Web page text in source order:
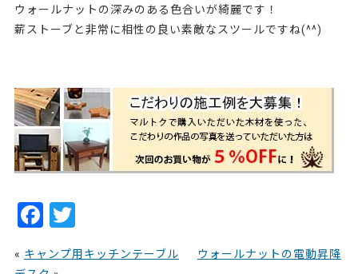
ウォールナットの深みのある色合いが綺麗です！
薪ストーブと非常に相性の良い素敵なスツールですね(^^)
F
c
T
itt
« キャンプ用キッチンテーブル
ウォールナットの電動昇降